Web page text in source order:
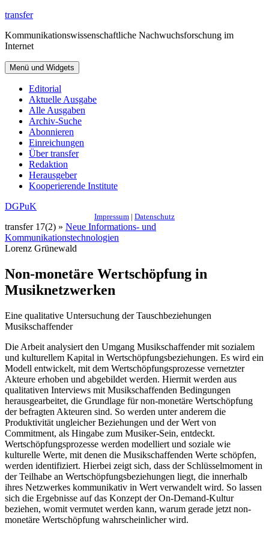
Zum
springen
transfer
Kommunikationswissenschaftliche Nachwuchsforschung im
Internet
Menü und Widgets
Editorial
Aktuelle Ausgabe
Alle Ausgaben
Archiv-Suche
Abonnieren
Einreichungen
Über transfer
Redaktion
Herausgeber
Kooperierende Institute
DGPuK
Impressum | Datenschutz
transfer 17(2) » Neue Informations- und
Kommunikationstechnologien
Lorenz Grünewald
Non-monetäre Wertschöpfung in
Musiknetzwerken
Eine qualitative Untersuchung der Tauschbeziehungen
Musikschaffender
Die Arbeit analysiert den Umgang Musikschaffender mit sozialem
und kulturellem Kapital in Wertschöpfungsbeziehungen. Es wird ein
Modell entwickelt, mit dem Wertschöpfungsprozesse vernetzter
Akteure erhoben und abgebildet werden. Hiermit werden aus
qualitativen Interviews mit Musikschaffenden Bedingungen
herausgearbeitet, die Grundlage für non-monetäre Wertschöpfung
der befragten Akteuren sind. So werden unter anderem die
Produktivität ungleicher Beziehungen und der Wert von
Commitment, als Hingabe zum Musiker-Sein, entdeckt.
Wertschöpfungsprozesse werden modelliert und soziale wie
kulturelle Werte, mit denen die Musikschaffenden Werte schöpfen,
werden identifiziert. Hierbei zeigt sich, dass der Schlüsselmoment in
der Teilhabe an Wertschöpfungsbeziehungen liegt, die innerhalb
ihres Netzwerkes kommunikativ in Wert verwandelt wird. So lassen
sich die Ergebnisse auf das Konzept der On-Demand-Kultur
beziehen, womit vermutet werden kann, warum gerade jetzt non-
monetäre Wertschöpfung wahrscheinlicher wird.